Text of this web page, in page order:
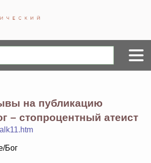
на публикацию
– стопроцентный атеист
Бог